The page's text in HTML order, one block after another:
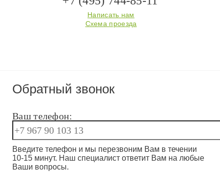
Написать нам
Схема проезда
Обратный звонок
Ваш телефон:
Введите телефон и мы перезвоним Вам в течении
10-15 минут. Наш специалист ответит Вам на любые
Ваши вопросы.